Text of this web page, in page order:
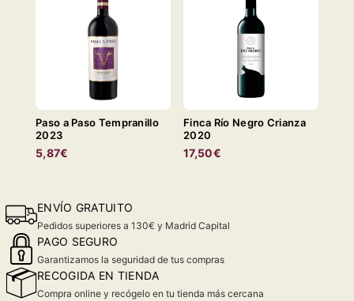
Paso a Paso Tempranillo
2023
5,87€
Finca Río Negro Crianza
2020
17,50€
ENVÍO GRATUITO
Pedidos superiores a 130€ y Madrid Capital
PAGO SEGURO
Garantizamos la seguridad de tus compras
RECOGIDA EN TIENDA
Compra online y recógelo en tu tienda más cercana